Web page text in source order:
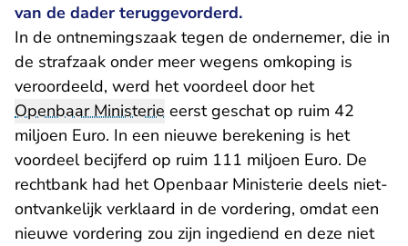
van de dader teruggevorderd.
In de ontnemingszaak tegen de ondernemer, die in
de strafzaak onder meer wegens omkoping is
veroordeeld, werd het voordeel door het
Openbaar Ministerie eerst geschat op ruim 42
miljoen Euro. In een nieuwe berekening is het
voordeel becijferd op ruim 111 miljoen Euro. De
rechtbank had het Openbaar Ministerie deels niet-
ontvankelijk verklaard in de vordering, omdat een
nieuwe vordering zou zijn ingediend en deze niet